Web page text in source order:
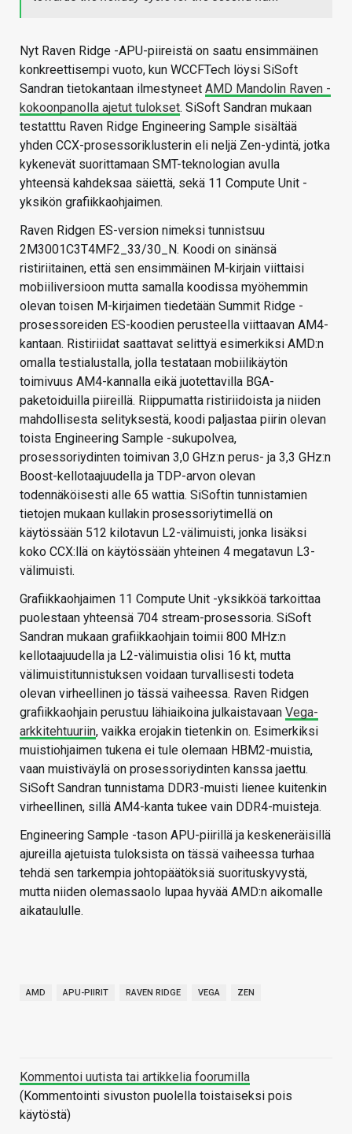
Nyt Raven Ridge -APU-piireistä on saatu ensimmäinen
konkreettisempi vuoto, kun WCCFTech löysi SiSoft
Sandran tietokantaan ilmestyneet AMD Mandolin Raven -
kokoonpanolla ajetut tulokset. SiSoft Sandran mukaan
testatttu Raven Ridge Engineering Sample sisältää
yhden CCX-prosessoriklusterin eli neljä Zen-ydintä, jotka
kykenevät suorittamaan SMT-teknologian avulla
yhteensä kahdeksaa säiettä, sekä 11 Compute Unit -
yksikön grafiikkaohjaimen.
Raven Ridgen ES-version nimeksi tunnistsuu
2M3001C3T4MF2_33/30_N. Koodi on sinänsä
ristiriitainen, että sen ensimmäinen M-kirjain viittaisi
mobiiliversioon mutta samalla koodissa myöhemmin
olevan toisen M-kirjaimen tiedetään Summit Ridge -
prosessoreiden ES-koodien perusteella viittaavan AM4-
kantaan. Ristiriidat saattavat selittyä esimerkiksi AMD:n
omalla testialustalla, jolla testataan mobiilikäytön
toimivuus AM4-kannalla eikä juotettavilla BGA-
paketoiduilla piireillä. Riippumatta ristiriidoista ja niiden
mahdollisesta selityksestä, koodi paljastaa piirin olevan
toista Engineering Sample -sukupolvea,
prosessoriydinten toimivan 3,0 GHz:n perus- ja 3,3 GHz:n
Boost-kellotaajuudella ja TDP-arvon olevan
todennäköisesti alle 65 wattia. SiSoftin tunnistamien
tietojen mukaan kullakin prosessoriytimellä on
käytössään 512 kilotavun L2-välimuisti, jonka lisäksi
koko CCX:llä on käytössään yhteinen 4 megatavun L3-
välimuisti.
Grafiikkaohjaimen 11 Compute Unit -yksikköä tarkoittaa
puolestaan yhteensä 704 stream-prosessoria. SiSoft
Sandran mukaan grafiikkaohjain toimii 800 MHz:n
kellotaajuudella ja L2-välimuistia olisi 16 kt, mutta
välimuistitunnistuksen voidaan turvallisesti todeta
olevan virheellinen jo tässä vaiheessa. Raven Ridgen
grafiikkaohjain perustuu lähiaikoina julkaistavaan Vega-
arkkitehtuuriin, vaikka erojakin tietenkin on. Esimerkiksi
muistiohjaimen tukena ei tule olemaan HBM2-muistia,
vaan muistiväylä on prosessoriydinten kanssa jaettu.
SiSoft Sandran tunnistama DDR3-muisti lienee kuitenkin
virheellinen, sillä AM4-kanta tukee vain DDR4-muisteja.
Engineering Sample -tason APU-piirillä ja keskeneräisillä
ajureilla ajetuista tuloksista on tässä vaiheessa turhaa
tehdä sen tarkempia johtopäätöksiä suorituskyvystä,
mutta niiden olemassaolo lupaa hyvää AMD:n aikomalle
aikataululle.
AMD APU-PIIRIT RAVEN RIDGE VEGA ZEN
Kommentoi uutista tai artikkelia foorumilla
(Kommentointi sivuston puolella toistaiseksi pois
käytöstä)